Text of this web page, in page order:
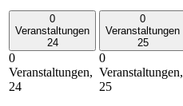
0
Veranstaltungen
24
0
Veranstaltungen,
24
0
Veranstaltungen
25
0
Veranstaltungen,
25